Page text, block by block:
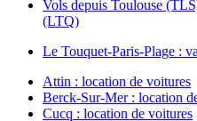
Vols depuis Toulouse
(LTQ)
Le Touquet-Paris-Plage :
Attin : location de voitures
Berck-Sur-Mer : location
Cucq : location de voitures